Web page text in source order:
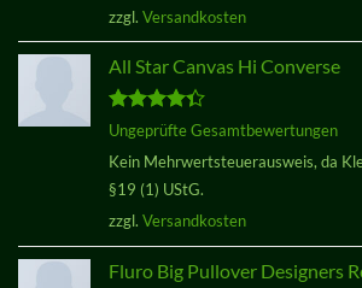
zzgl. Versandkosten
All Star Canvas Hi Converse
Bewertet
von 5
Ungeprüfte Gesamtbewertungen
Kein Mehrwertsteuerausweis, da
§19 (1) UStG.
zzgl. Versandkosten
Fluro Big Pullover Designers